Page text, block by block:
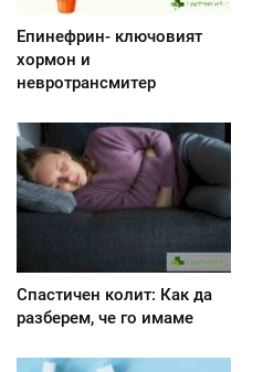
Епинефрин- ключовият
хормон и
невротрансмитер
Спастичен колит: Как да
разберем, че го имаме